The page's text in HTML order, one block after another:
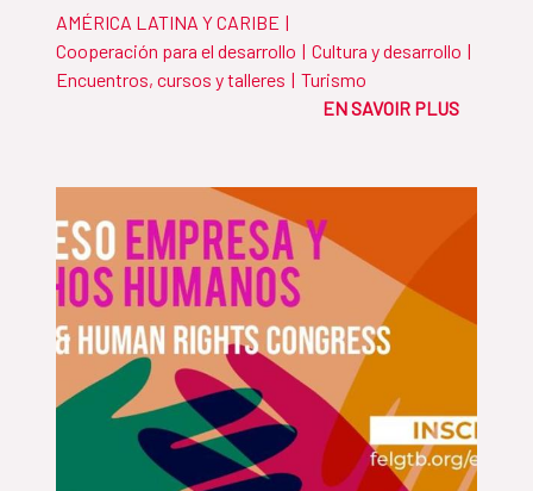
AMÉRICA LATINA Y CARIBE |
Cooperación para el desarrollo | Cultura y desarrollo |
Encuentros, cursos y talleres | Turismo
EN SAVOIR PLUS